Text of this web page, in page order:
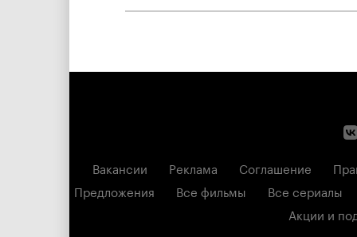
Вакансии Реклама Соглашение
Предложения
Все фильмы
Все сериалы
Акции и